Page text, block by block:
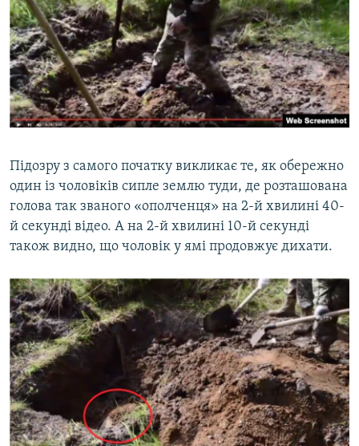
Підозру з самого початку викликає те, як обережно
один із чоловіків сипле землю туди, де розташована
голова так званого «ополченця» на 2-й хвилині 40-
й секунді відео. А на 2-й хвилині 10-й секунді
також видно, що чоловік у ямі продовжує дихати.